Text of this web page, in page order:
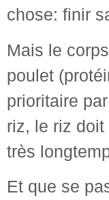
chose: finir
Mais le
poulet
prioritaire
riz, le riz
très
Et que se